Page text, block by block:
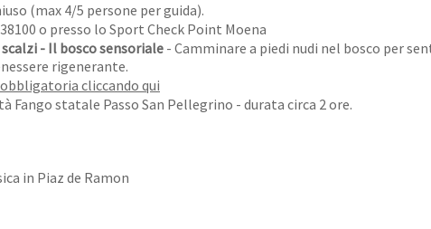
(max 4/5 persone per guida).
o presso lo Sport Check Point Moena
- Il bosco sensoriale - Camminare a piedi nudi nel bosco per
rigenerante.
cliccando qui
Fango statale Passo San Pellegrino - durata circa 2 ore.
in Piaz de Ramon